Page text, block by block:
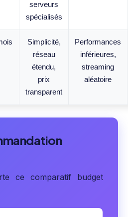
serveurs
spécialisés
Simplicité,
réseau
étendu,
prix
transparent
Performances
inférieures,
streaming
aléatoire
ce comparatif budget